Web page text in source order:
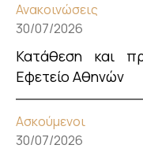
Ανακοινώσεις
30/07/2026
Κατάθεση και
Εφετείο Αθηνών
Ασκούμενοι
30/07/2026